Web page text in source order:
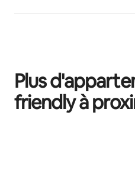
Plus
friendly à